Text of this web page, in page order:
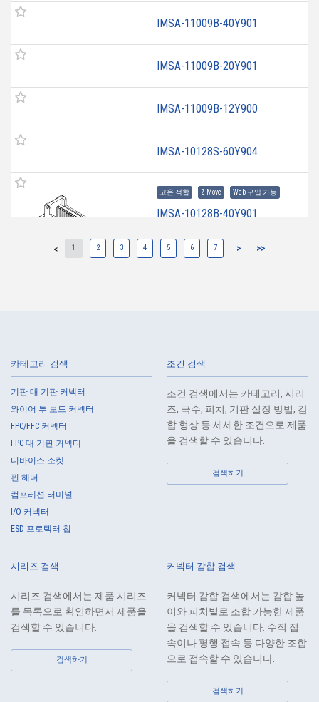
IMSA-11009B-40Y901
IMSA-11009B-20Y901
IMSA-11009B-12Y900
IMSA-10128S-60Y904
고온 적합 Z-Move Web 구입 가능
IMSA-10128B-40Y901
Web 구입 가능
IMSA-10112B-20Y900
IMSA-10109B-50Y990
< 1 2 3 4 5 6 7 > >>
카테고리 검색
기판 대 기판 커넥터
와이어 투 보드 커넥터
FPC/FFC 커넥터
FPC 대 기판 커넥터
디바이스 소켓
핀 헤더
컴프레션 터미널
I/O 커넥터
ESD 프로텍터 칩
조건 검색
조건 검색에서는 카테고리, 시리
즈, 극수, 피치, 기판 실장 방법, 감
합 형상 등 세세한 조건으로 제품
을 검색할 수 있습니다.
검색하기
시리즈 검색
시리즈 검색에서는 제품 시리즈
를 목록으로 확인하면서 제품을
검색할 수 있습니다.
검색하기
커넥터 감합 검색
커넥터 감합 검색에서는 감합 높
이와 피치별로 조합 가능한 제품
을 검색할 수 있습니다. 수직 접
속이나 평행 접속 등 다양한 조합
으로 접속할 수 있습니다.
검색하기